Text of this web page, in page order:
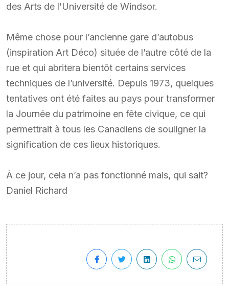
des Arts de l’Université de Windsor.
Même chose pour l’ancienne gare d’autobus
(inspiration Art Déco) située de l’autre côté de la
rue et qui abritera bientôt certains services
techniques de l’université. Depuis 1973, quelques
tentatives ont été faites au pays pour transformer
la Journée du patrimoine en fête civique, ce qui
permettrait à tous les Canadiens de souligner la
signification de ces lieux historiques.
À ce jour, cela n’a pas fonctionné mais, qui sait?
Daniel Richard